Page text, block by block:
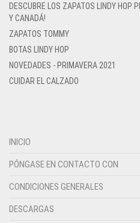
DESCUBRE LOS ZAPATOS LINDY HOP
Y CANADÁ!
ZAPATOS TOMMY
BOTAS LINDY HOP
NOVEDADES - PRIMAVERA 2021
CUIDAR EL CALZADO
INICIO
PÓNGASE EN CONTACTO CON
CONDICIONES GENERALES
DESCARGAS